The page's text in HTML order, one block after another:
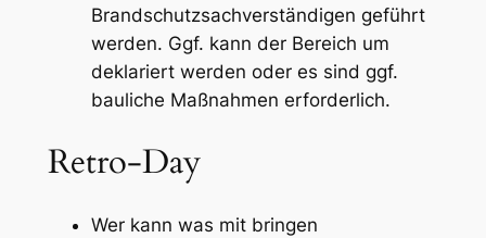
Brandschutzsachverständigen geführt
werden. Ggf. kann der Bereich um
deklariert werden oder es sind ggf.
bauliche Maßnahmen erforderlich.
Retro-Day
Wer kann was mit bringen